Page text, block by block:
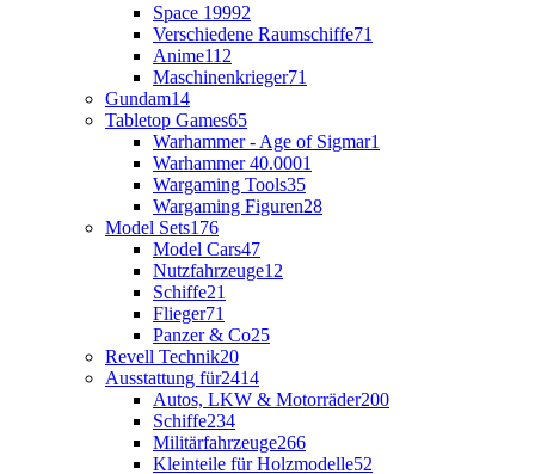
Space 19992
Verschiedene Raumschiffe71
Anime112
Maschinenkrieger71
Gundam14
Tabletop Games65
Warhammer - Age of Sigmar1
Warhammer 40.0001
Wargaming Tools35
Wargaming Figuren28
Model Sets176
Model Cars47
Nutzfahrzeuge12
Schiffe21
Flieger71
Panzer & Co25
Revell Technik20
Ausstattung für2414
Autos, LKW & Motorräder200
Schiffe234
Militärfahrzeuge266
Kleinteile für Holzmodelle52